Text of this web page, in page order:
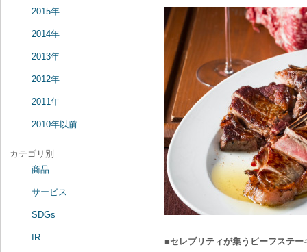
■セレブリティが集うビーフステ
2015年
2014年
2013年
2012年
2011年
2010年以前
カテゴリ別
商品
サービス
SDGs
IR